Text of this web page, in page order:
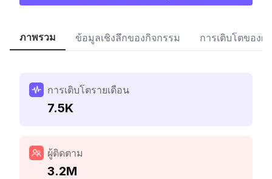
ภาพรวม ข้อมูลเชิงลึกของกิจกรรม การเติบโตของผู้
การเติบโตรายเดือน
7.5K
ผู้ติดตาม
3.2M